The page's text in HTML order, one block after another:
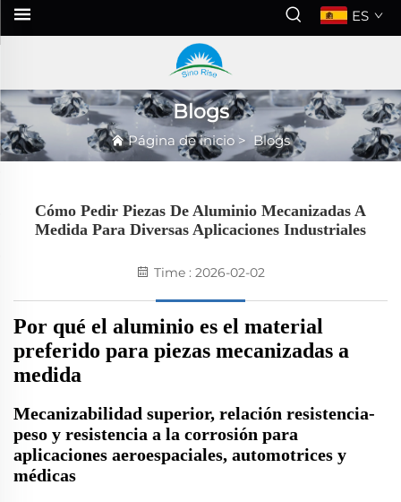
ES
Blogs
Página de inicio > Blogs
Cómo Pedir Piezas De Aluminio Mecanizadas A
Medida Para Diversas Aplicaciones Industriales
Time : 2026-02-02
Por qué el aluminio es el material
preferido para piezas mecanizadas a
medida
Mecanizabilidad superior, relación resistencia-
peso y resistencia a la corrosión para
aplicaciones aeroespaciales, automotrices y
médicas